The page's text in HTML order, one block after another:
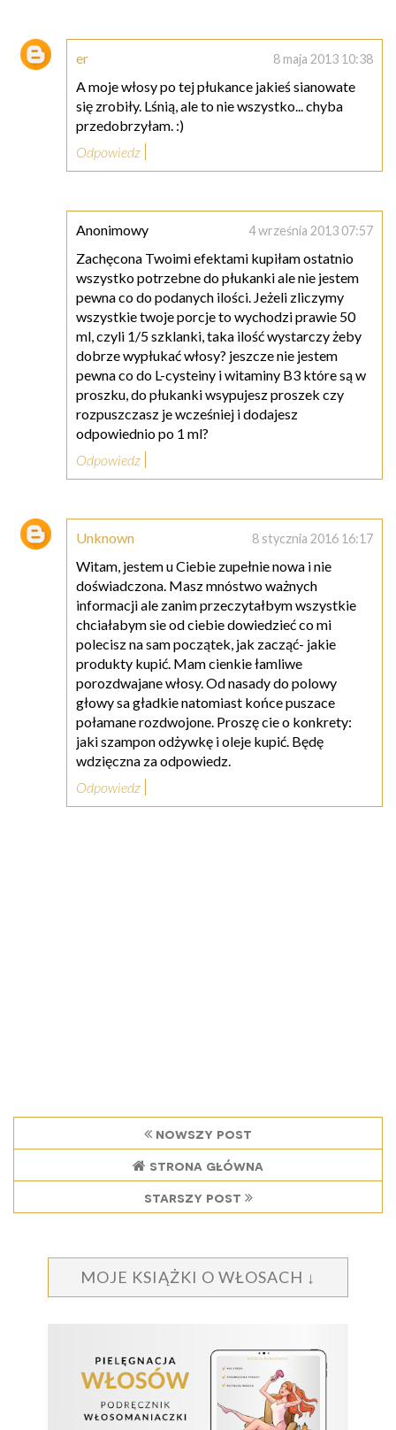
er 8 maja 2013 10:38
A moje włosy po tej płukance jakieś sianowate
się zrobiły. Lśnią, ale to nie wszystko... chyba
przedobrzyłam. :)
Odpowiedz
Anonimowy 4 września 2013 07:57
Zachęcona Twoimi efektami kupiłam ostatnio
wszystko potrzebne do płukanki ale nie jestem
pewna co do podanych ilości. Jeżeli zliczymy
wszystkie twoje porcje to wychodzi prawie 50
ml, czyli 1/5 szklanki, taka ilość wystarczy żeby
dobrze wypłukać włosy? jeszcze nie jestem
pewna co do L-cysteiny i witaminy B3 które są w
proszku, do płukanki wsypujesz proszek czy
rozpuszczasz je wcześniej i dodajesz
odpowiednio po 1 ml?
Odpowiedz
Unknown 8 stycznia 2016 16:17
Witam, jestem u Ciebie zupełnie nowa i nie
doświadczona. Masz mnóstwo ważnych
informacji ale zanim przeczytałbym wszystkie
chciałabym sie od ciebie dowiedzieć co mi
polecisz na sam początek, jak zacząć- jakie
produkty kupić. Mam cienkie łamliwe
porozdwajane włosy. Od nasady do polowy
głowy sa gładkie natomiast końce puszace
połamane rozdwojone. Proszę cie o konkrety:
jaki szampon odżywkę i oleje kupić. Będę
wdzięczna za odpowiedz.
Odpowiedz
nowszy post
strona główna
starszy post
MOJE KSIĄŻKI O WŁOSACH ↓